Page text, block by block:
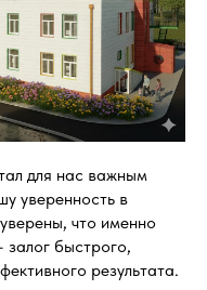
для нас важным
уверенность в
что именно
быстрого,
результата.